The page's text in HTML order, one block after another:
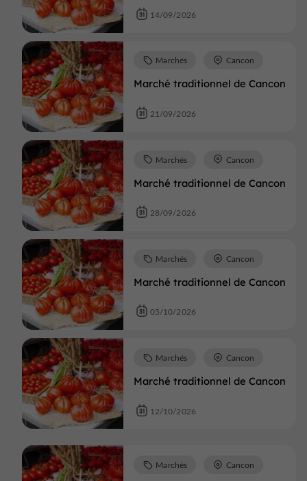
14/09/2026
Marché traditionnel de Cancon
Marchés Cancon
21/09/2026
Marché traditionnel de Cancon
Marchés Cancon
28/09/2026
Marché traditionnel de Cancon
Marchés Cancon
05/10/2026
Marché traditionnel de Cancon
Marchés Cancon
12/10/2026
Marchés Cancon